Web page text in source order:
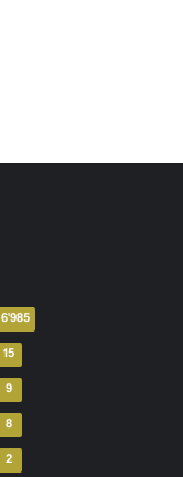
6٬985
15
9
8
2